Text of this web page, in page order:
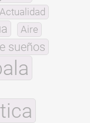
Actualidad
Aire
sueños